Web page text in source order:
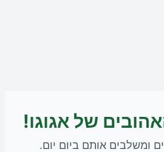
של אגוגו!
ומשלבים אותם ביום יום.